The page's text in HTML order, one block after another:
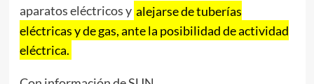
aparatos eléctricos y alejarse de tuberías
eléctricas y de gas, ante la posibilidad de actividad
eléctrica.